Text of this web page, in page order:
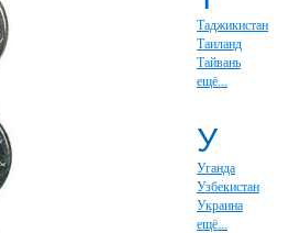
Таджикистан
Таиланд
Тайвань
ещё...
У
Уганда
Узбекистан
Украина
ещё...